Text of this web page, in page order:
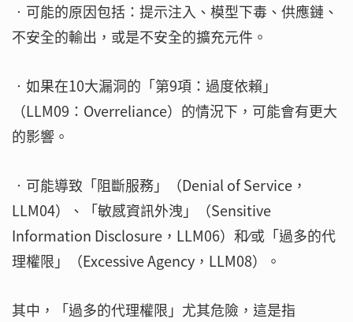
‧可能的原因包括：提示注入、模型下毒、供應鏈、
不安全的輸出，或是不安全的擴充元件。
‧如果在10大漏洞的「第9項：過度依賴」
（LLM09：Overreliance）的情況下，可能會有更大
的影響。
‧可能導致「阻斷服務」（Denial of Service，
LLM04）、「敏感資訊外洩」（Sensitive
Information Disclosure，LLM06）和∕或「過多的代
理權限」（Excessive Agency，LLM08）。
其中，「過多的代理權限」尤其危險，這是指